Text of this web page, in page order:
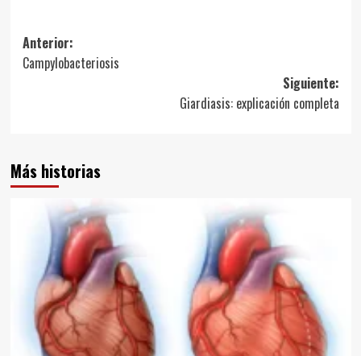
Navegación
de
Anterior:
Campylobacteriosis
Siguiente:
Giardiasis: explicación completa
Más historias